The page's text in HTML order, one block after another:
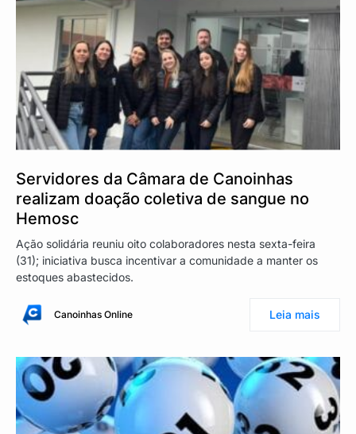
Servidores da Câmara de Canoinhas
realizam doação coletiva de sangue no
Hemosc
Ação solidária reuniu oito colaboradores nesta sexta-feira
(31); iniciativa busca incentivar a comunidade a manter os
estoques abastecidos.
Canoinhas Online Leia mais